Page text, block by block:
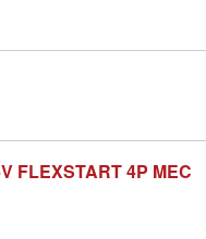
FLEXSTART 4P MEC